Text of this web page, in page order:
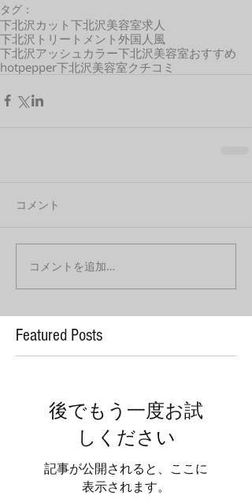
タグ：
下北沢カット 下北沢美容室求人
下北沢トリートメント 外国人風
下北沢アッシュカラー下北沢美容室おすすめ
hotpepper下北沢美容室クチコミ
コメント
コメントを追加…
Featured Posts
後でもう一度お試
しください
記事が公開されると、ここに
表示されます。